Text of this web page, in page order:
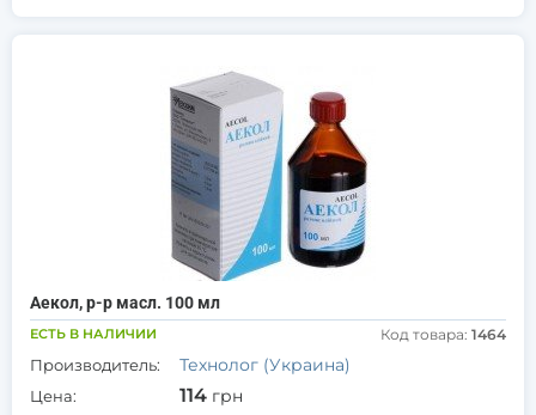
Аекол, р-р масл. 100 мл
ЕСТЬ В НАЛИЧИИ Код товара: 1464
Производитель: Технолог (Украина)
Цена: 114 грн